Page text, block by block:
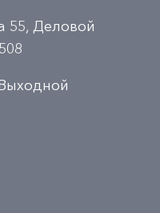
55, Деловой